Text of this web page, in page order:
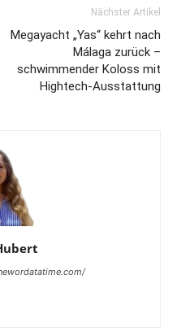
Nächster Artikel
Megayacht „Yas“ kehrt nach
Málaga zurück –
schwimmender Koloss mit
Hightech-Ausstattung